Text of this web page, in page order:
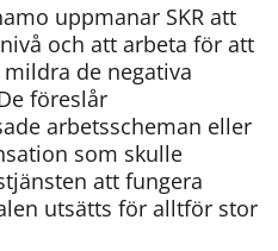
uppmanar SKR att
och att arbeta för att
de negativa
föreslår
arbetsscheman eller
som skulle
att fungera
utsätts för alltför stor